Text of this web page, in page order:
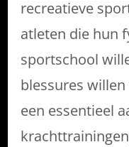
recreatieve
atleten die hun
sportschool
blessures
een essentieel